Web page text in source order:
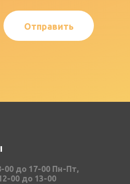
00 до 17-00 Пн-Пт,
00 до 13-00